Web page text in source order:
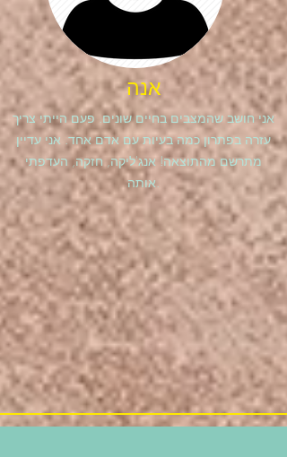
אנה
אני חושב שהמצבים בחיים שונים. פעם הייתי צריך
עזרה בפתרון כמה בעיות עם אדם אחד. אני עדיין
מתרשם מהתוצאה! אנג'ליקה, חזקה, העדפתי
אותה.